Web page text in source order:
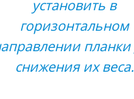
установить в
горизонтальном
планки
снижения их веса.